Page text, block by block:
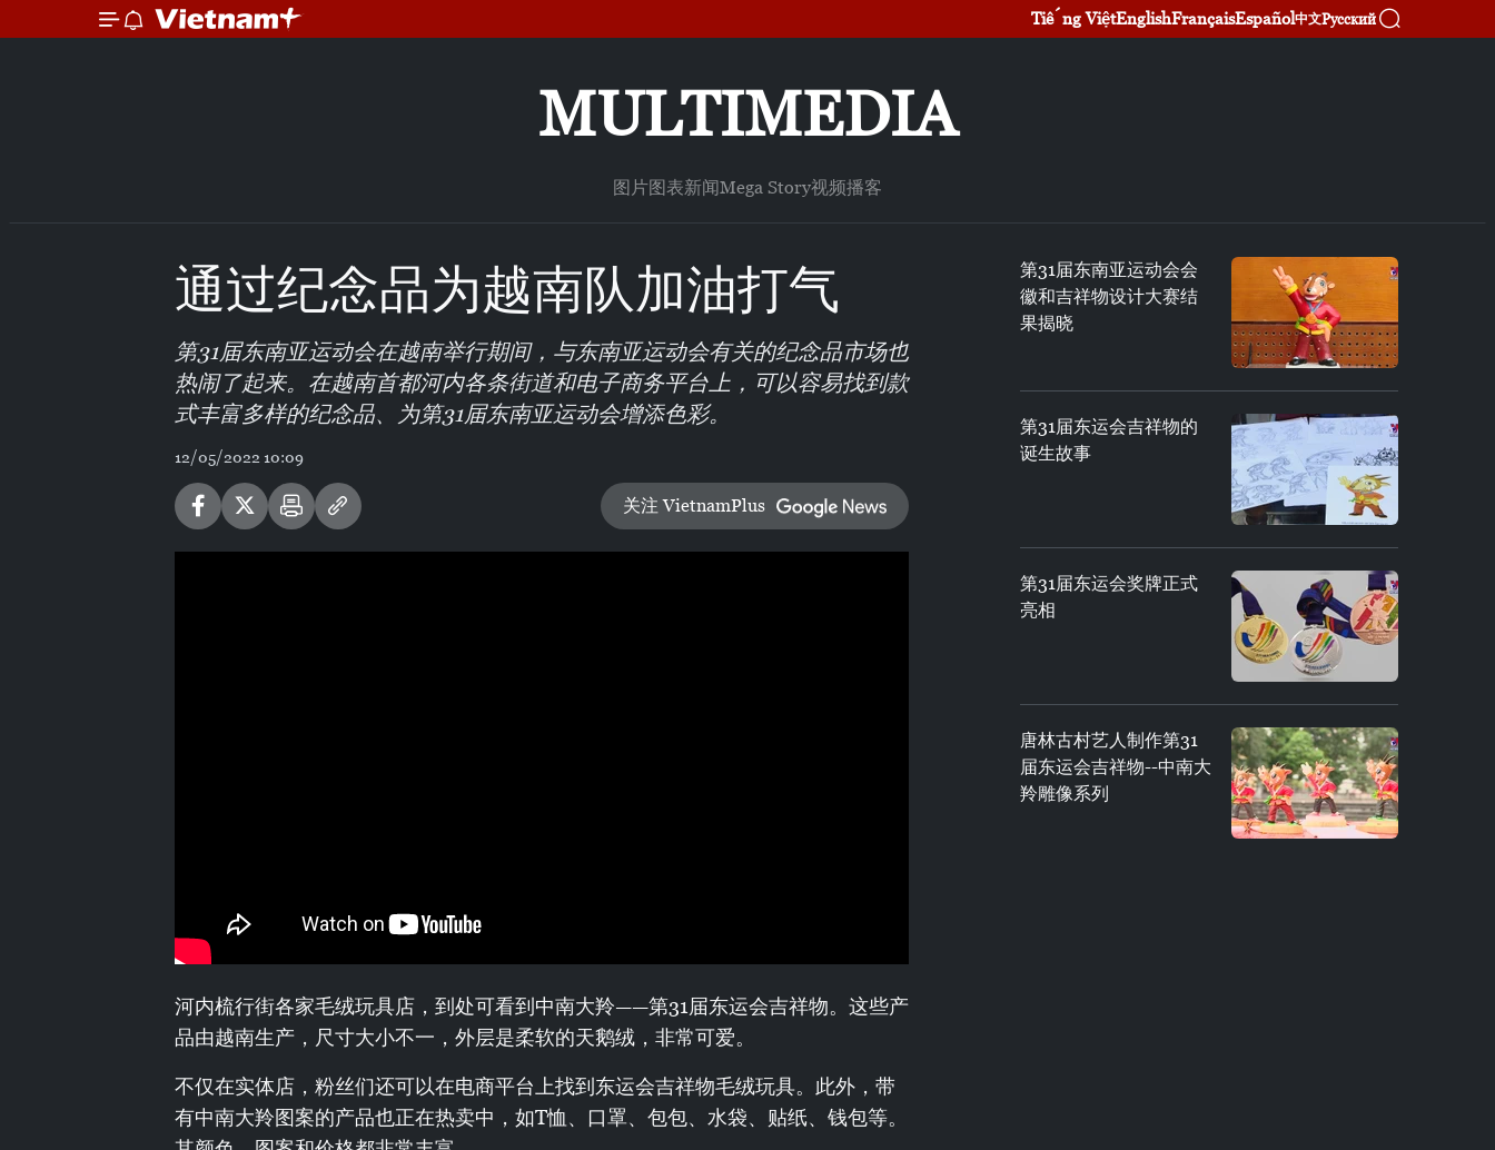
Tiếng ViệtEnglishFrançaisEspañol中文Русский
MULTIMEDIA
图片图表新闻Mega Story视频播客
通过纪念品为越南队加油打气
第31届东南亚运动会在越南举行期间，与东南亚运动会有关的纪念品市场也
热闹了起来。在越南首都河内各条街道和电子商务平台上，可以容易找到款
式丰富多样的纪念品、为第31届东南亚运动会增添色彩。
12/05/2022 10:09
关注 VietnamPlus
河内梳行街各家毛绒玩具店，到处可看到中南大羚——第31届东运会吉祥物。这些产
品由越南生产，尺寸大小不一，外层是柔软的天鹅绒，非常可爱。
不仅在实体店，粉丝们还可以在电商平台上找到东运会吉祥物毛绒玩具。此外，带
有中南大羚图案的产品也正在热卖中，如T恤、口罩、包包、水袋、贴纸、钱包等。
第31届东南亚运动会会
徽和吉祥物设计大赛结
果揭晓
第31届东运会吉祥物的
诞生故事
第31届东运会奖牌正式
亮相
唐林古村艺人制作第31
届东运会吉祥物--中南大
羚雕像系列